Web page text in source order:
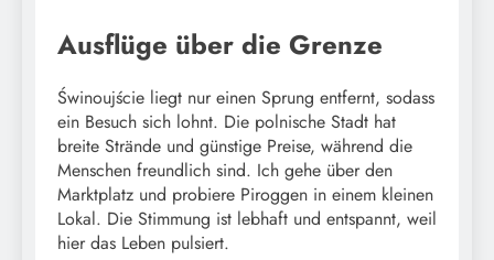
Ausflüge über die Grenze
Świnoujście liegt nur einen Sprung entfernt, sodass
ein Besuch sich lohnt. Die polnische Stadt hat
breite Strände und günstige Preise, während die
Menschen freundlich sind. Ich gehe über den
Marktplatz und probiere Piroggen in einem kleinen
Lokal. Die Stimmung ist lebhaft und entspannt, weil
hier das Leben pulsiert.